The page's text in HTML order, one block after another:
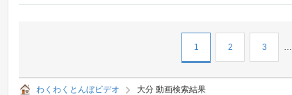
1 2 3 …
わくわくとんぼビデオ 大分 動画検索結果